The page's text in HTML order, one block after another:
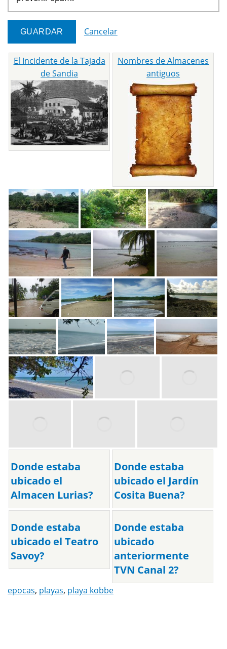
Cancelar
El Incidente de la Tajada
de Sandia
Nombres de Almacenes
antiguos
Donde estaba
ubicado el
Almacen Lurias?
Donde estaba
ubicado el Jardín
Cosita Buena?
Donde estaba
ubicado el Teatro
Savoy?
Donde estaba
ubicado
anteriormente
TVN Canal 2?
epocas, playas, playa kobbe